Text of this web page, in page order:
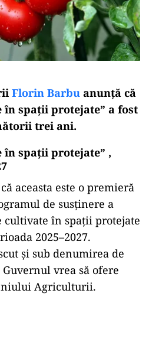
Florin Barbu anunţă că
în spaţii protejate” a fost
trei ani.
în spaţii protejate” ,
aceasta este o premieră
de susținere a
cultivate în spații protejate
2025–2027.
şi sub denumirea de
Guvernul vrea să ofere
Agriculturii.